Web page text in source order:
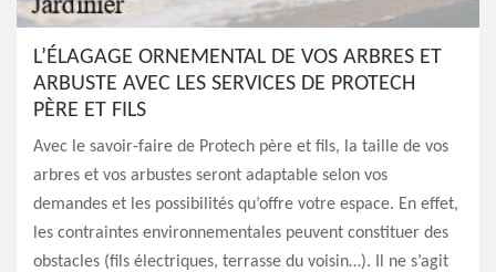
L’ÉLAGAGE ORNEMENTAL DE VOS ARBRES ET
ARBUSTE AVEC LES SERVICES DE PROTECH
PÈRE ET FILS
Avec le savoir-faire de Protech père et fils, la taille de vos
arbres et vos arbustes seront adaptable selon vos
demandes et les possibilités qu’offre votre espace. En effet,
les contraintes environnementales peuvent constituer des
obstacles (fils électriques, terrasse du voisin…). Il ne s’agit